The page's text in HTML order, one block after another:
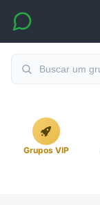
Grupos VIP